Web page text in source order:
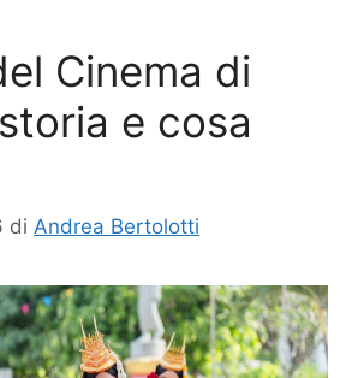
Cinema di
e cosa
di Andrea Bertolotti